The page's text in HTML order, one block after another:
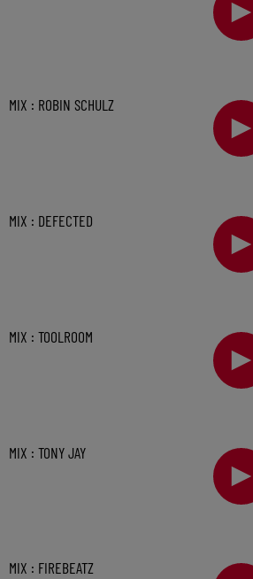
MIX : ROBIN SCHULZ
MIX : DEFECTED
MIX : TOOLROOM
MIX : TONY JAY
MIX : FIREBEATZ